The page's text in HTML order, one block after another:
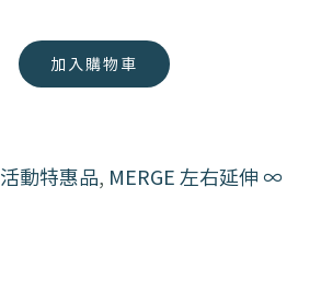
加入購物車
活動特惠品, MERGE 左右延伸 ∞